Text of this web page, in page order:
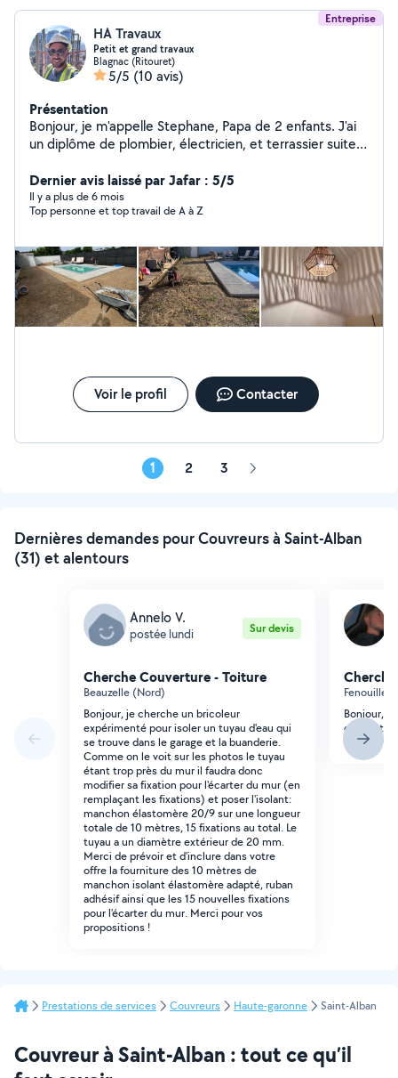
Entreprise
HA Travaux
Petit et grand travaux
Blagnac (Ritouret)
5/5 (10 avis)
Présentation
Bonjour, je m'appelle Stephane, Papa de 2 enfants. J'ai
un diplôme de plombier, électricien, et terrassier suite à
votre écoute, travail rapide et soigné « multiservices »
pouvant répondre à une large gamme de travaux allant
de la pose de cuisine, pose de parquet, mais aussi des
gros projets. - Peinture tout support - Rénovation -
Plomberie - Electricité - Maçonnerie - Carrelage -
Menuiserie -Pose de revêtement sol et mûr - Création
salle de bains - Terrassement et création de piscine. À
votre disposition Dispo au o7/ 62 - 24 /78 . 65
Dernier avis laissé par Jafar : 5/5
Il y a plus de 6 mois
Top personne et top travail de A à Z
Voir le profil Contacter
1 2 3 Page
Dernières demandes pour Couvreurs à Saint-Alban
(31) et alentours
Annelo V.
postée lundi Sur devis
Cherche Couverture - Toiture
Beauzelle (Nord)
Bonjour, je cherche un bricoleur
expérimenté pour isoler un tuyau d'eau qui
se trouve dans le garage et la buanderie.
Comme on le voit sur les photos le tuyau
étant trop près du mur il faudra donc
modifier sa fixation pour l'écarter du mur (en
remplaçant les fixations) et poser l'isolant:
manchon élastomère 20/9 sur une longueur
totale de 10 mètres, 15 fixations au total. Le
tuyau a un diamètre extérieur de 20 mm.
Merci de prévoir et d'inclure dans votre
offre la fourniture des 10 mètres de
manchon isolant élastomère adapté, ruban
adhésif ainsi que les 15 nouvelles fixations
pour l'écarter du mur. Merci pour vos
propositions !
Fenouillet
Bonjour,
ciel de toit
Prestations de services Couvreurs Haute-garonne Saint-Alban
Couvreur à Saint-Alban : tout ce qu’il